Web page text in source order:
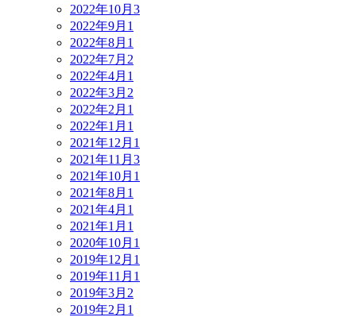
2022年10月 3
2022年9月 1
2022年8月 1
2022年7月 2
2022年4月 1
2022年3月 2
2022年2月 1
2022年1月 1
2021年12月 1
2021年11月 3
2021年10月 1
2021年8月 1
2021年4月 1
2021年1月 1
2020年10月 1
2019年12月 1
2019年11月 1
2019年3月 2
2019年2月 1